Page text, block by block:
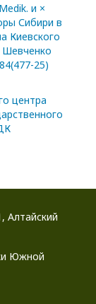
и ×
Сибири в
Киевского
Шевченко
25)
центра
Алтайский
Южной